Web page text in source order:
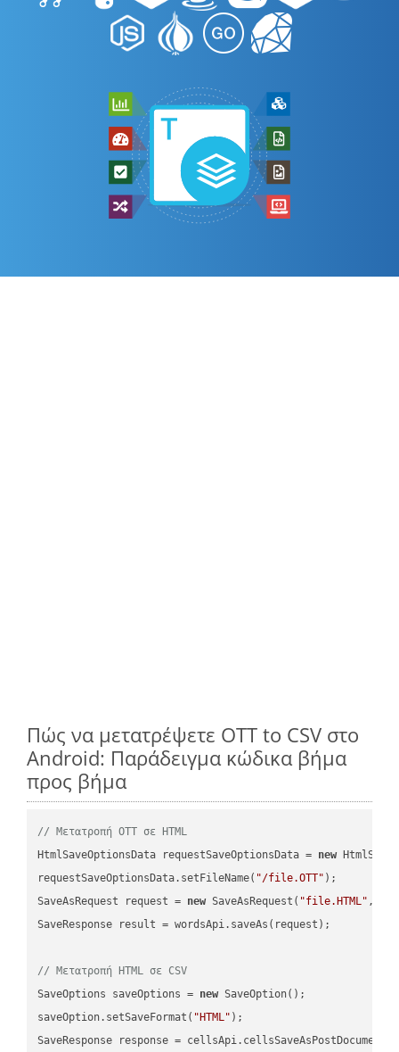
Πώς να μετατρέψετε OTT to CSV στο
Android: Παράδειγμα κώδικα βήμα
προς βήμα
// Μετατροπή OTT σε HTML
HtmlSaveOptionsData requestSaveOptionsData = new
requestSaveOptionsData.setFileName( "/file.OTT" );
SaveAsRequest request = new SaveAsRequest( "file.HTML"
SaveResponse result = wordsApi.saveAs(request);
// Μετατροπή HTML σε CSV
SaveOptions saveOptions = new SaveOption();
saveOption.setSaveFormat( "HTML" );
SaveResponse response =